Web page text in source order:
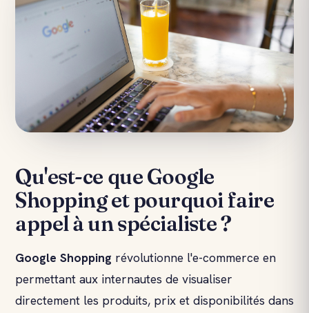
Qu'est-ce que Google
Shopping et pourquoi faire
appel à un spécialiste ?
Google Shopping révolutionne l'e-commerce en
permettant aux internautes de visualiser
directement les produits, prix et disponibilités dans